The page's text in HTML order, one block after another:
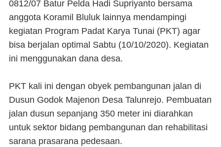
0812/07 Batur Pelda Hadi Supriyanto bersama
anggota Koramil Bluluk lainnya mendampingi
kegiatan Program Padat Karya Tunai (PKT) agar
bisa berjalan optimal Sabtu (10/10/2020). Kegiatan
ini menggunakan dana desa.
PKT kali ini dengan obyek pembangunan jalan di
Dusun Godok Majenon Desa Talunrejo. Pembuatan
jalan dusun sepanjang 350 meter ini diarahkan
untuk sektor bidang pembangunan dan rehabilitasi
sarana prasarana pedesaan.